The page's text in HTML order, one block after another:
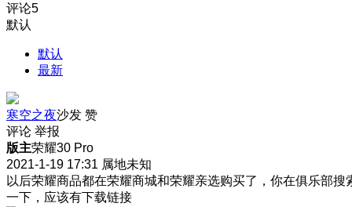
评论5
默认
默认
最新
寒空之夜沙发 赞
评论 举报
版主荣耀30 Pro
2021-1-19 17:31 属地未知
以后荣耀商品都在荣耀商城和荣耀亲选购买了，你在俱乐部搜
一下，应该有下载链接